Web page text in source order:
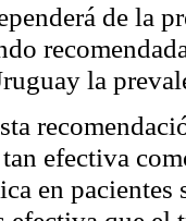
de la
la
efectiva
en